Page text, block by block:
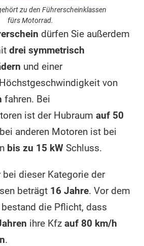
zu den Führerscheinklassen
fürs Motorrad.
dürfen Sie außerdem
drei symmetrisch
und einer
von
fahren. Bei
ist der Hubraum auf 50
anderen Motoren ist bei
bis zu 15 kW Schluss.
bei dieser Kategorie der
beträgt 16 Jahre. Vor dem
bestand die Pflicht, dass
ihre Kfz auf 80 km/h
.